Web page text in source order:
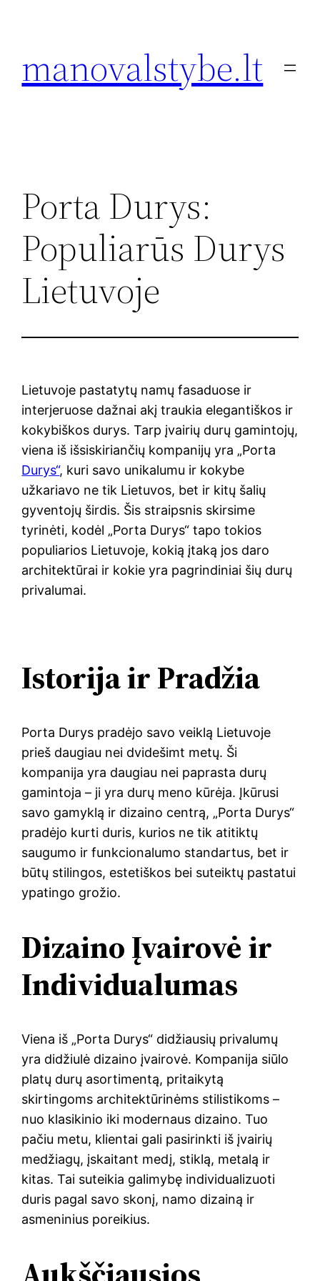
manovalstybe.lt
Porta Durys:
Populiarūs Durys
Lietuvoje
Lietuvoje pastatytų namų fasaduose ir
interjeruose dažnai akį traukia elegantiškos ir
kokybiškos durys. Tarp įvairių durų gamintojų,
viena iš išsiskiriančių kompanijų yra „Porta
Durys“, kuri savo unikalumu ir kokybe
užkariavo ne tik Lietuvos, bet ir kitų šalių
gyventojų širdis. Šis straipsnis skirsime
tyrinėti, kodėl „Porta Durys“ tapo tokios
populiarios Lietuvoje, kokią įtaką jos daro
architektūrai ir kokie yra pagrindiniai šių durų
privalumai.
Istorija ir Pradžia
Porta Durys pradėjo savo veiklą Lietuvoje
prieš daugiau nei dvidešimt metų. Ši
kompanija yra daugiau nei paprasta durų
gamintoja – ji yra durų meno kūrėja. Įkūrusi
savo gamyklą ir dizaino centrą, „Porta Durys“
pradėjo kurti duris, kurios ne tik atitiktų
saugumo ir funkcionalumo standartus, bet ir
būtų stilingos, estetiškos bei suteiktų pastatui
ypatingo grožio.
Dizaino Įvairovė ir
Individualumas
Viena iš „Porta Durys“ didžiausių privalumų
yra didžiulė dizaino įvairovė. Kompanija siūlo
platų durų asortimentą, pritaikytą
skirtingoms architektūrinėms stilistikoms –
nuo klasikinio iki modernaus dizaino. Tuo
pačiu metu, klientai gali pasirinkti iš įvairių
medžiagų, įskaitant medį, stiklą, metalą ir
kitas. Tai suteikia galimybę individualizuoti
duris pagal savo skonį, namo dizainą ir
asmeninius poreikius.